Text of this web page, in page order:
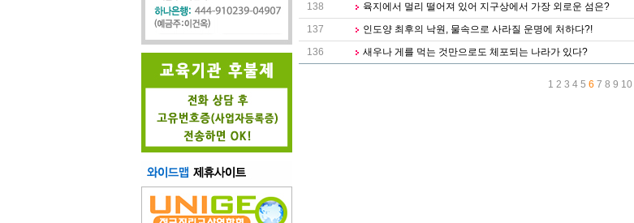
138
육지에서 멀리 떨어져 있어 지구상에서 가장 외로운 섬은?
137
인도양 최후의 낙원, 물속으로 사라질 운명에 처하다?!
136
새우나 게를 먹는 것만으로도 체포되는 나라가 있다?
1 2 3 4 5 6 7 8 9 10